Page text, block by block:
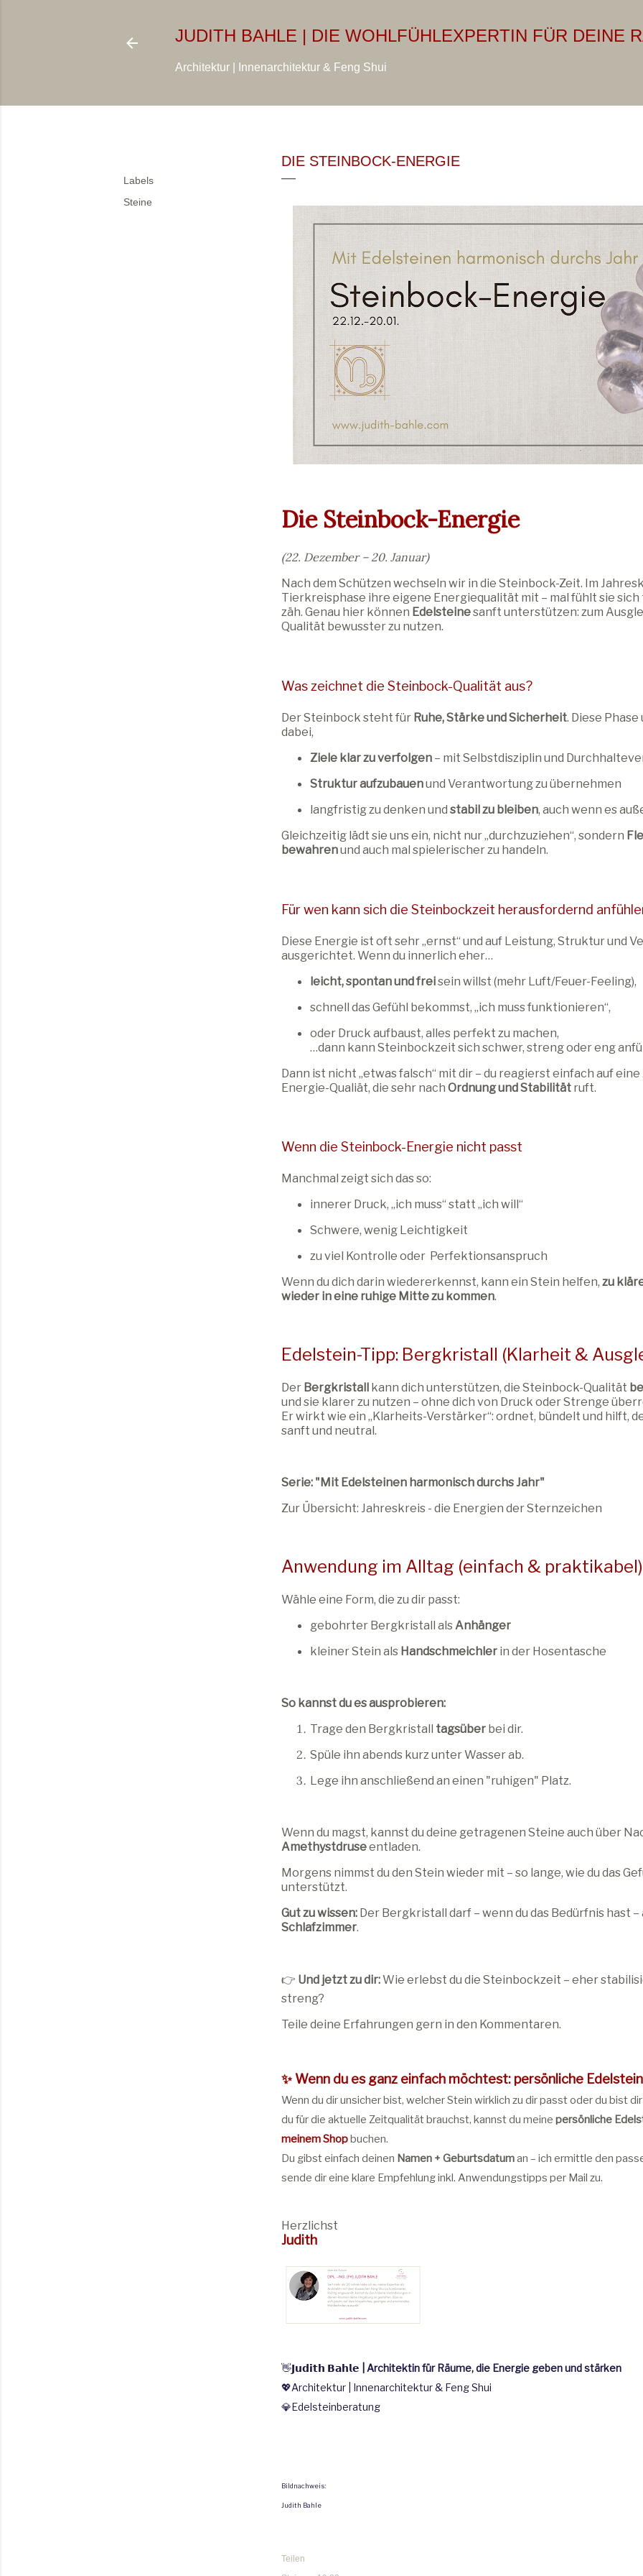
JUDITH BAHLE | DIE WOHLFÜHLEXPERTIN FÜR DEINE
Architektur | Innenarchitektur & Feng Shui
Labels
Steine
DIE STEINBOCK-ENERGIE
Die Steinbock-Energie
(22. Dezember – 20. Januar)
Nach dem Schützen wechseln wir in die Steinbock-Zeit. Im
Tierkreisphase ihre eigene Energiequalität mit – mal fühlt sie sich
zäh. Genau hier können Edelsteinesanft unterstützen: zum
Qualität bewusster zu nutzen.
Was zeichnet die Steinbock-Qualität aus?
Der Steinbock steht für Ruhe, Stärke und Sicherheit. Diese
dabei,
Ziele klar zu verfolgen – mit Selbstdisziplin und
Struktur aufzubauenund Verantwortung zu übernehmen
langfristig zu denken und stabil zu bleiben, auch wenn es
Gleichzeitig lädt sie uns ein, nicht nur „durchzuziehen“, sondern
bewahrenund auch mal spielerischer zu handeln.
Für wen kann sich die Steinbockzeit herausfordernd
Diese Energie ist oft sehr „ernst“ und auf Leistung, Struktur und
ausgerichtet. Wenn du innerlich eher…
leicht, spontan und freisein willst (mehr Luft/Feuer-Feeling),
schnell das Gefühl bekommst, „ich muss funktionieren“,
oder Druck aufbaust, alles perfekt zu machen,
…dann kann Steinbockzeit sich schwer, streng oder eng
Dann ist nicht „etwas falsch“ mit dir – du reagierst einfach auf
Energie-Qualiät, die sehr nach Ordnung und Stabilität ruft.
Wenn die Steinbock-Energie nicht passt
Manchmal zeigt sich das so:
innerer Druck, „ich muss“ statt „ich will“
Schwere, wenig Leichtigkeit
zu viel Kontrolle oder Perfektionsanspruch
Wenn du dich darin wiedererkennst, kann ein Stein helfen, zu
wieder in eine ruhige Mitte zu kommen.
Edelstein-Tipp: Bergkristall (Klarheit &
Der Bergkristall kann dich unterstützen, die Steinbock-Qualität
und sie klarer zu nutzen – ohne dich von Druck oder Strenge
Er wirkt wie ein „Klarheits-Verstärker“: ordnet, bündelt und hilft,
sanft und neutral.
Serie: "Mit Edelsteinen harmonisch durchs Jahr"
Zur Übersicht: Jahreskreis - die Energien der Sternzeichen
Anwendung im Alltag (einfach & praktikabel)
Wähle eine Form, die zu dir passt:
gebohrter Bergkristall alsAnhänger
kleiner Stein als Handschmeichler in der Hosentasche
So kannst du es ausprobieren:
Trage den Bergkristall tagsüber bei dir.
Spüle ihn abends kurz unter Wasser ab.
Lege ihn anschließend an einen "ruhigen" Platz.
Wenn du magst, kannst du deine getragenen Steine auch über
Amethystdruseentladen.
Morgens nimmst du den Stein wieder mit – so lange, wie du das
unterstützt.
Gut zu wissen: Der Bergkristall darf – wenn du das Bedürfnis hast –
Schlafzimmer.
👉 Und jetzt zu dir:Wie erlebst du die Steinbockzeit – eher
streng?
Teile deine Erfahrungen gern in den Kommentaren.
✨Wenn du es ganz einfach möchtest: persönliche
Wenn du dir unsicher bist, welcher Stein wirklich zu dir passt oder du bist
du für die aktuelle Zeitqualität brauchst, kannst du meine persönliche
meinem Shopbuchen.
Du gibst einfach deinen Namen + Geburtsdatuman – ich ermittle den
sende dir eine klare Empfehlung inkl. Anwendungstipps per Mail zu.
Herzlichst
Judith
👋𝗝𝘂𝗱𝗶𝘁𝗵 𝗕𝗮𝗵𝗹𝗲 | Architektin für Räume, die Energie geben und stärken
💖Architektur | Innenarchitektur & Feng Shui
💎Edelsteinberatung
Bildnachweis:
Judith Bahle
Teilen